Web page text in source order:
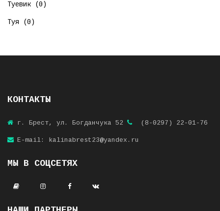
Туевик (0)
Туя (0)
КОНТАКТЫ
г. Брест, ул. Богданчука 52 (8-0297) 22-01-76
E-mail: kalinabrest23@yandex.ru
МЫ В СОЦСЕТЯХ